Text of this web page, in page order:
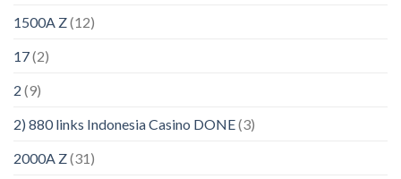
1500A Z(12)
17(2)
2 (9)
2) 880 links Indonesia Casino DONE(3)
2000A Z(31)